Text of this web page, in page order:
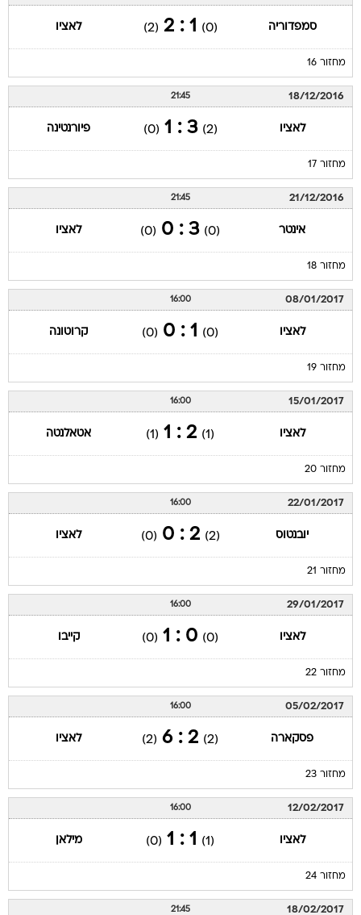
סמפדוריה (0)
1 : 2
(2) לאציו
מחזור 16
18/12/2016
21:45
לאציו (2)
3 : 1
(0) פיורנטינה
מחזור 17
21/12/2016
21:45
אינטר (0)
3 : 0
(0) לאציו
מחזור 18
08/01/2017
16:00
לאציו (0)
1 : 0
(0) קרוטונה
מחזור 19
15/01/2017
16:00
לאציו (1)
2 : 1
(1) אטאלנטה
מחזור 20
22/01/2017
16:00
יובנטוס (2)
2 : 0
(0) לאציו
מחזור 21
29/01/2017
16:00
לאציו (0)
0 : 1
(0) קייבו
מחזור 22
05/02/2017
16:00
פסקארה (2)
2 : 6
(2) לאציו
מחזור 23
12/02/2017
16:00
לאציו (1)
1 : 1
(0) מילאן
מחזור 24
18/02/2017
21:45